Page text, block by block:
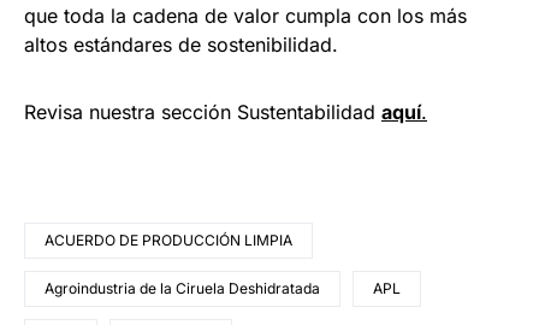
que toda la cadena de valor cumpla con los más
altos estándares de sostenibilidad.
Revisa nuestra sección Sustentabilidad aquí.
ACUERDO DE PRODUCCIÓN LIMPIA
Agroindustria de la Ciruela Deshidratada APL